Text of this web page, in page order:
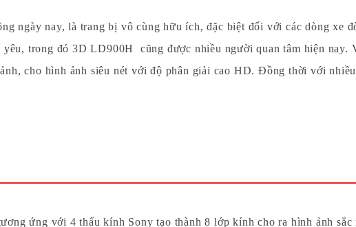
ngày nay, là trang bị vô cùng hữu ích, đặc biệt đối với các dòng xe
trong đó 3D LD900H cũng được nhiều người quan tâm hiện nay.
cho hình ảnh siêu nét với độ phân giải cao HD. Đồng thời với
ứng với 4 thấu kính Sony tạo thành 8 lớp kính cho ra hình ảnh